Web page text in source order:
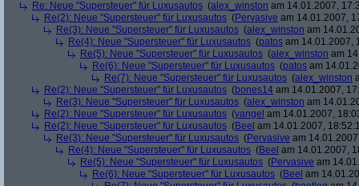
Re: Neue "Supersteuer" für Luxusautos (alex_winston am 14.01.2007,
Re(2): Neue "Supersteuer" für Luxusautos (Pervasive am 14.01.2007,
Re(3): Neue "Supersteuer" für Luxusautos (alex_winston am
Re(4): Neue "Supersteuer" für Luxusautos (patos am 14.01.2007,
Re(5): Neue "Supersteuer" für Luxusautos (alex_winston am
Re(6): Neue "Supersteuer" für Luxusautos (patos am
Re(7): Neue "Supersteuer" für Luxusautos (alex_winston
Re(2): Neue "Supersteuer" für Luxusautos (bones14 am 14.01.2007,
Re(3): Neue "Supersteuer" für Luxusautos (alex_winston am
Re(2): Neue "Supersteuer" für Luxusautos (yangel am 14.01.2007,
Re(2): Neue "Supersteuer" für Luxusautos (Beel am 14.01.2007,
Re(3): Neue "Supersteuer" für Luxusautos (Pervasive am
Re(4): Neue "Supersteuer" für Luxusautos (Beel am 14.01.2007,
Re(5): Neue "Supersteuer" für Luxusautos (Pervasive am
Re(6): Neue "Supersteuer" für Luxusautos (Beel am